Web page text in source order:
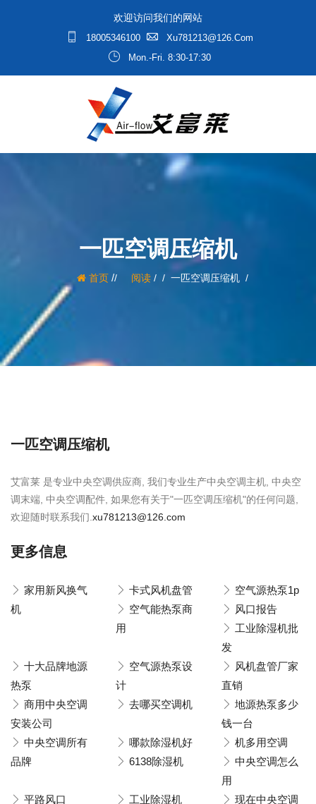
欢迎访问我们的网站
18005346100
Xu781213@126.com
Mon.-Fri. 8:30-17:30
一匹空调压缩机
首页/ 阅读/ 一匹空调压缩机
一匹空调压缩机
艾富莱 是专业中央空调供应商, 我们专业生产中央空调主机, 中央空
调末端, 中央空调配件, 如果您有关于"一匹空调压缩机"的任何问题,
欢迎随时联系我们. xu781213@126.com
更多信息
家用新风换气
机
卡式风机盘管
空气源热泵1p
空气能热泵商
用
风口报告
工业除湿机批
发
十大品牌地源
热泵
空气源热泵设
计
风机盘管厂家
直销
商用中央空调
安装公司
去哪买空调机
地源热泵多少
钱一台
中央空调所有
品牌
哪款除湿机好
机多用空调
6138除湿机
中央空调怎么
用
平路风口
工业除湿机
现在中央空调